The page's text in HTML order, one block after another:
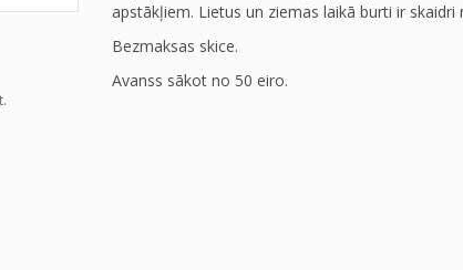
apstākļiem. Lietus un ziemas laikā burti ir skaidri
Bezmaksas skice.
Avanss sākot no 50 eiro.